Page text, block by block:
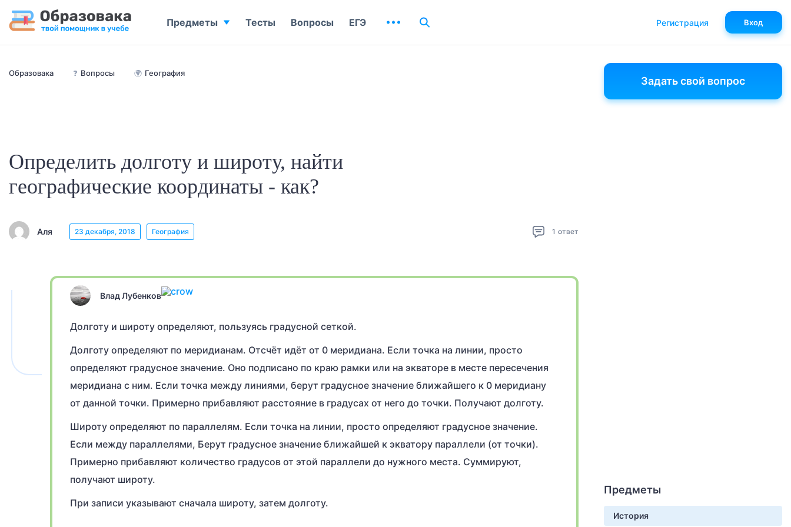
Образовака ❓ Вопросы 🌍 География
Определить долготу и широту, найти
географические координаты - как?
Аля 23 декабря, 2018 География 1 ответ
Влад Лубенков
Долготу и широту определяют, пользуясь градусной сеткой.
Долготу определяют по меридианам. Отсчёт идёт от 0 меридиана. Если точка на линии, просто
определяют градусное значение. Оно подписано по краю рамки или на экваторе в месте пересечения
меридиана с ним. Если точка между линиями, берут градусное значение ближайшего к 0 меридиану
от данной точки. Примерно прибавляют расстояние в градусах от него до точки. Получают долготу.
Широту определяют по параллелям. Если точка на линии, просто определяют градусное значение.
Если между параллелями, Берут градусное значение ближайшей к экватору параллели (от точки).
Примерно прибавляют количество градусов от этой параллели до нужного места. Суммируют,
получают широту.
При записи указывают сначала широту, затем долготу.
Задать свой вопрос
Предметы
История
Предметы Тесты Вопросы ЕГЭ Регистрация Вход